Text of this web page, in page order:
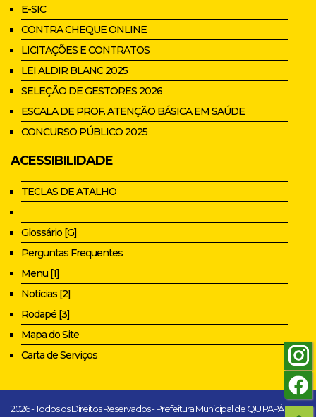
E-SIC
CONTRA CHEQUE ONLINE
LICITAÇÕES E CONTRATOS
LEI ALDIR BLANC 2025
SELEÇÃO DE GESTORES 2026
ESCALA DE PROF. ATENÇÃO BÁSICA EM SAÚDE
CONCURSO PÚBLICO 2025
ACESSIBILIDADE
TECLAS DE ATALHO
Glossário [G]
Perguntas Frequentes
Menu [1]
Notícias [2]
Rodapé [3]
Mapa do Site
Carta de Serviços
2026 - Todos os Direitos Reservados - Prefeitura Municipal de QUIPAPÁ -